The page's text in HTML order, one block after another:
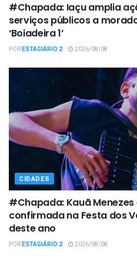
#Chapada: Iaçu amplia
serviços públicos a
‘Boiadeira 1’
PORESTAGIÁRIO 2 2026/08/08
CIDADES
#Chapada: Kauã
confirmada na Festa dos
deste ano
PORESTAGIÁRIO 2 2026/08/08